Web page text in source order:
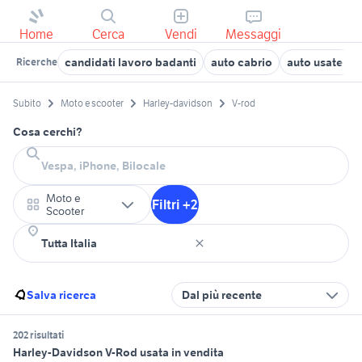
Home Cerca Vendi Messaggi
Ricerche candidati lavoro badanti auto cabrio auto usate
Subito Moto e scooter Harley-davidson V-rod
Cosa cerchi?
Moto e
Scooter
Filtri +2
Salva ricerca Dal più recente
202 risultati
Harley-Davidson V-Rod usata in vendita